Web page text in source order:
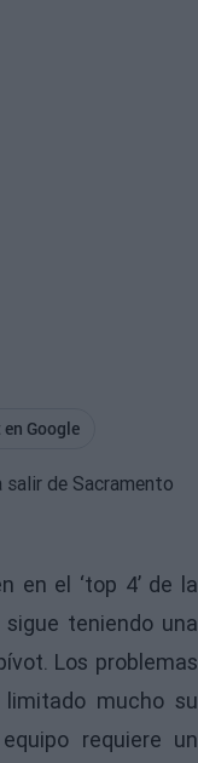
Google
en el ‘top 4’ de la
teniendo una
Los problemas
limitado mucho su
requiere un